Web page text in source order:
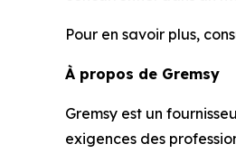
Pour en savoir plus,
À propos de Gremsy
Gremsy est un
exigences des